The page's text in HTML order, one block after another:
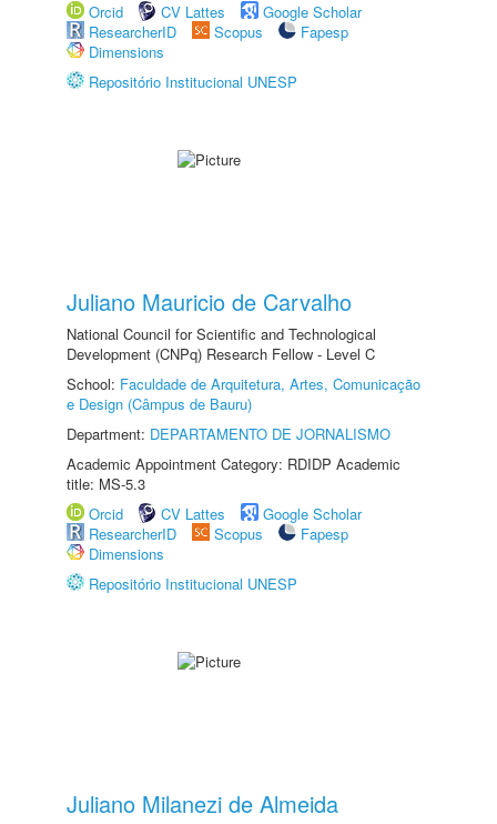
Orcid
CV Lattes
Google Scholar
ResearcherID
Scopus
Fapesp
Dimensions
Repositório Institucional UNESP
Juliano Mauricio de Carvalho
National Council for Scientific and Technological
Development (CNPq) Research Fellow - Level C
School: Faculdade de Arquitetura, Artes, Comunicação
e Design (Câmpus de Bauru)
Department: DEPARTAMENTO DE JORNALISMO
Academic Appointment Category: RDIDP Academic
title: MS-5.3
Orcid
CV Lattes
Google Scholar
ResearcherID
Scopus
Fapesp
Dimensions
Repositório Institucional UNESP
Juliano Milanezi de Almeida